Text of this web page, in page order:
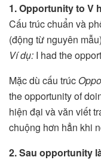
1. Opportunity to V
Cấu trúc chuẩn và
(động từ nguyên
Ví dụ: I had the
Mặc dù cấu trúc
the opportunity of
hiện đại và văn viết
chuộng hơn hẳn khi
2. Sau opportunity